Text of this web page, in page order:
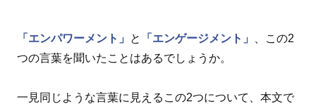
「エンパワーメント」 と 「エンゲージメント」
、この2
つの言葉を聞いたことはあるでしょうか。
一見同じような言葉に見えるこの2つについて、本文で